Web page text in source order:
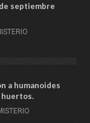
septiembre
a humanoides
huertos.